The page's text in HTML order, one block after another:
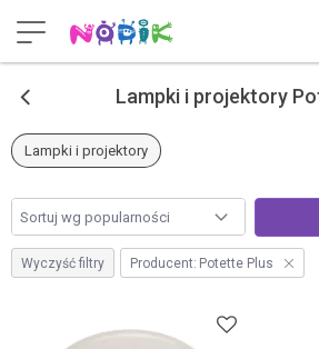
< Lampki i projektory
Lampki i projektory
Wyczyść filtry Producent: Potette Plus